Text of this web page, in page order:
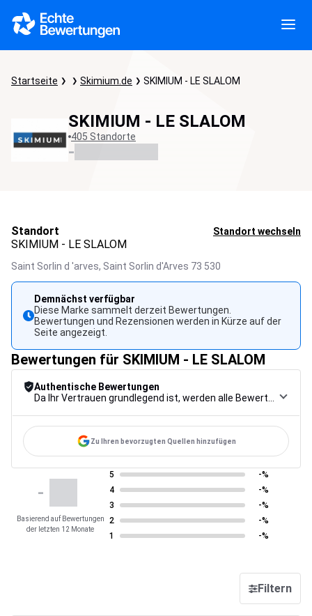
Startseite Skimium.de SKIMIUM - LE SLALOM
SKIMIUM - LE SLALOM
405 Standorte
-
Standort Standort wechseln
SKIMIUM - LE SLALOM
Saint Sorlin d 'arves, Saint Sorlin d'Arves 73 530
Demnächst verfügbar
Diese Marke sammelt derzeit Bewertungen.
Bewertungen und Rezensionen werden in Kürze auf der
Seite angezeigt.
Bewertungen für SKIMIUM - LE SLALOM
Authentische Bewertungen
Zu Ihren bevorzugten Quellen hinzufügen
-
Basierend auf Bewertungen
der letzten 12 Monate
5
-%
4
-%
3
-%
2
-%
1
-%
Filtern